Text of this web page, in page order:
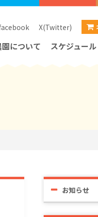
X(Twitter)
について スケジュール
お知らせ